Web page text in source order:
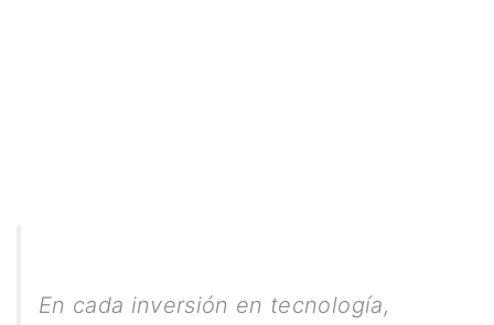
En cada inversión en tecnología,